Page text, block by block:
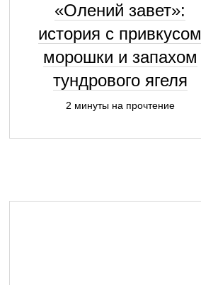
«Олений завет»:
история с привкусом
морошки и запахом
тундрового ягеля
2 минуты на прочтение